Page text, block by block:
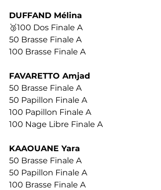
DUFFAND Mélina
🥉100 Dos Finale A
50 Brasse Finale A
100 Brasse Finale A
FAVARETTO Amjad
50 Brasse Finale A
50 Papillon Finale A
100 Papillon Finale A
100 Nage Libre Finale A
KAAOUANE Yara
50 Brasse Finale A
50 Papillon Finale A
100 Brasse Finale A